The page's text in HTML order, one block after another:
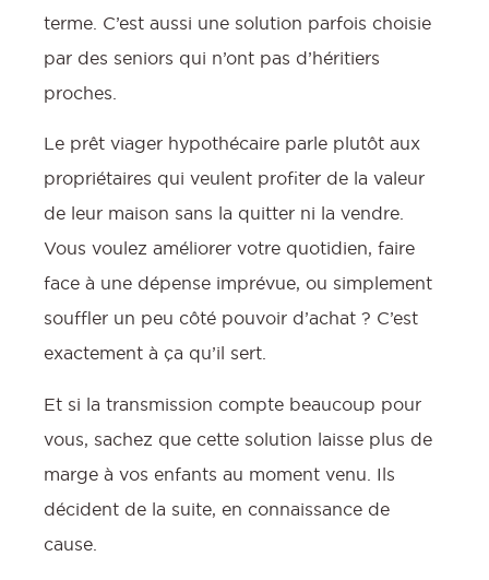
terme. C’est aussi une solution parfois choisie
par des seniors qui n’ont pas d’héritiers
proches.
Le prêt viager hypothécaire parle plutôt aux
propriétaires qui veulent profiter de la valeur
de leur maison sans la quitter ni la vendre.
Vous voulez améliorer votre quotidien, faire
face à une dépense imprévue, ou simplement
souffler un peu côté pouvoir d’achat ? C’est
exactement à ça qu’il sert.
Et si la transmission compte beaucoup pour
vous, sachez que cette solution laisse plus de
marge à vos enfants au moment venu. Ils
décident de la suite, en connaissance de
cause.